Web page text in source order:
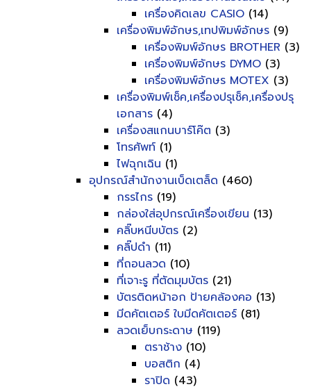
เครื่องคิดเลข CASIO (14)
เครื่องพิมพ์อักษร,เทปพิมพ์อักษร (9)
เครื่องพิมพ์อักษร BROTHER (3)
เครื่องพิมพ์อักษร DYMO (3)
เครื่องพิมพ์อักษร MOTEX (3)
เครื่องพิมพ์เช็ค,เครื่องปรุเช็ค,เครื่องปรุ
เอกสาร (4)
เครื่องสแกนบาร์โค๊ต (3)
โทรศัพท์ (1)
ไฟฉุกเฉิน (1)
อุปกรณ์สำนักงานเบ็ดเตล็ด (460)
กรรไกร (19)
กล่องใส่อุปกรณ์เครื่องเขียน (13)
คลิ๊บหนีบบัตร (2)
คลิ๊ปดำ (11)
ที่ถอนลวด (10)
ที่เจาะรู ที่ตัดมุมบัตร (21)
บัตรติดหน้าอก ป้ายคล้องคอ (13)
มีดคัตเตอร์ ใบมีดคัตเตอร์ (81)
ลวดเย็บกระดาษ (119)
ตราช้าง (10)
บอสติก (4)
ราปิด (43)